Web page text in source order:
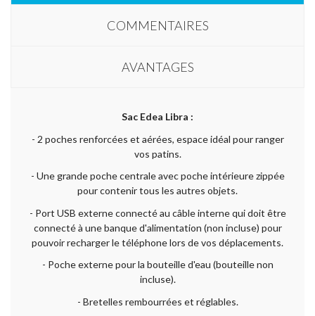
COMMENTAIRES
AVANTAGES
Sac Edea Libra :
- 2 poches renforcées et aérées, espace idéal pour ranger
vos patins.
- Une grande poche centrale avec poche intérieure zippée
pour contenir tous les autres objets.
- Port USB externe connecté au câble interne qui doit être
connecté à une banque d'alimentation (non incluse) pour
pouvoir recharger le téléphone lors de vos déplacements.
- Poche externe pour la bouteille d'eau (bouteille non
incluse).
- Bretelles rembourrées et réglables.